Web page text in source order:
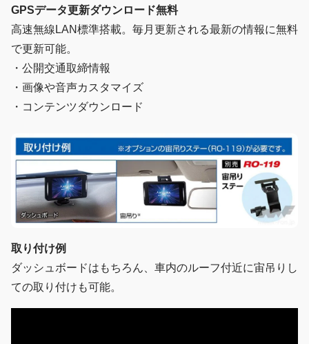
GPSデータ更新ダウンロード無料
高速無線LAN標準搭載。毎月更新される最新の情報に無料
で更新可能。
・公開交通取締情報
・画像や音声カスタマイズ
・コンテンツダウンロード
取り付け例
ダッシュボードはもちろん、車内のルーフ付近に宙吊りし
ての取り付けも可能。